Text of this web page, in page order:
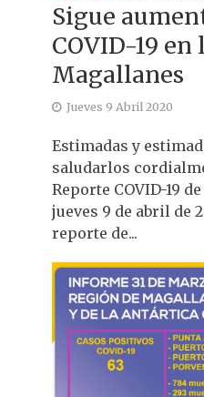
Sigue
COVID-19
Magallanes
Jueves 9 Abril 2020
Estimadas y
saludarlos
Reporte COVID-19
jueves 9 de abril de
reporte de...